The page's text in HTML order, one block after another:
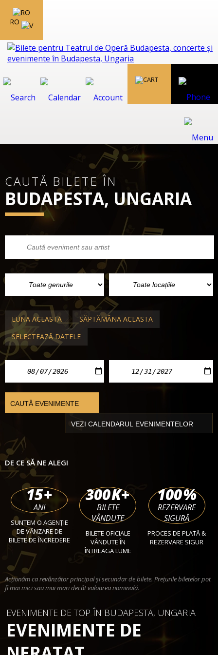
RO
CAUTĂ BILETE ÎN
BUDAPESTA, UNGARIA
LUNA ACEASTA
SĂPTĂMÂNA ACEASTA
SELECTEAZĂ DATELE
DE CE SĂ NE ALEGI
15+
ANI
SUNTEM O AGENȚIE
DE VÂNZARE DE
BILETE DE ÎNCREDERE
300K+
BILETE
VÂNDUTE
BILETE OFICIALE
VÂNDUTE ÎN
ÎNTREAGA LUME
100%
REZERVARE
SIGURĂ
PROCES DE PLATĂ &
REZERVARE SIGUR
Acționăm ca revânzător principal și secundar de bilete. Prețurile biletelor pot
fi mai mici sau mai mari decât valoarea nominală.
EVENIMENTE DE TOP ÎN BUDAPESTA, UNGARIA
EVENIMENTE DE